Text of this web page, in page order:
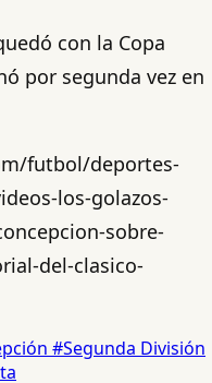
con la Copa
por segunda vez en
futbol/deportes-
los-golazos-
sobre-
del-clasico-
#Segunda División